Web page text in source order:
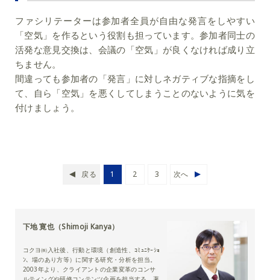
ファシリテーターは参加者全員が自由な発言をしやすい
「空気」を作るという役割も担っています。参加者同士の
活発な意見交換は、会議の「空気」が良くなければ成り立
ちません。
間違っても参加者の「発言」に対しネガティブな指摘をし
て、自ら「空気」を悪くしてしまうことのないように気を
付けましょう。
戻る 1 2 3 次へ
下地 寛也（Shimoji Kanya）
コクヨ㈱入社後、行動と環境（創造性、ｺﾐｭﾆｹｰｼｮ
ﾝ、場のあり方等）に関する研究・分析を担当。
2003年より、クライアントの企業変革のコンサ